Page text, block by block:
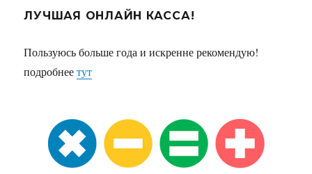
ЛУЧШАЯ ОНЛАЙН КАССА!
Пользуюсь больше года и искренне рекомендую!
подробнеетут